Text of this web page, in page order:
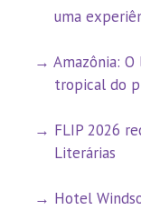
uma
Amazônia:
tropical do
FLIP 2026
Literárias
Hotel